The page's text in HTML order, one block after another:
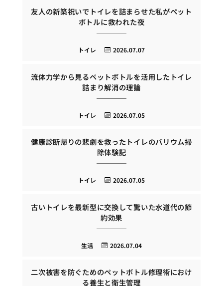
友人の新築祝いでトイレを詰まらせた私がペット
ボトルに救われた夜
2026.07.07
トイレ
流体力学から見るペットボトルを活用したトイレ
詰まり解消の理論
2026.07.05
トイレ
健康診断帰りの悲劇を救ったトイレのバリウム掃
除体験記
2026.07.05
トイレ
古いトイレを最新型に交換して驚いた水道代の節
約効果
2026.07.04
生活
二次被害を防ぐためのペットボトル修理術におけ
る養生と衛生管理